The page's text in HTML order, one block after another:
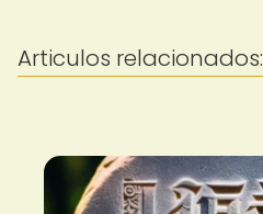
Articulos relacionados: